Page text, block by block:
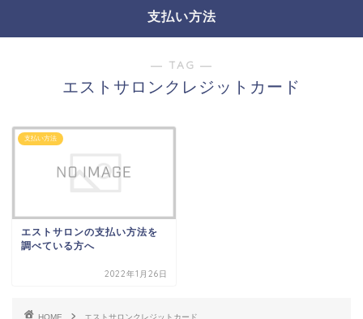
支払い方法
― TAG ―
エストサロンクレジットカード
支払い方法
エストサロンの支払い方法を
調べている方へ
2022年1月26日
HOME エストサロンクレジットカード